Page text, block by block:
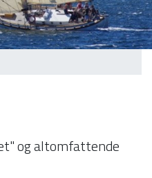
og altomfattende